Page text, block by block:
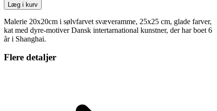
Læg i kurv
Malerie 20x20cm i sølvfarvet svæveramme, 25x25 cm, glade farver,
kat med dyre-motiver Dansk intertarnational kunstner, der har boet 6
år i Shanghai.
Flere detaljer